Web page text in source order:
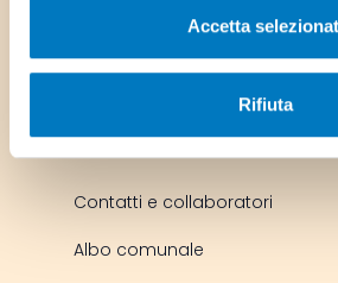
Accetta
Rifiuta
Contatti e collaboratori
Albo comunale